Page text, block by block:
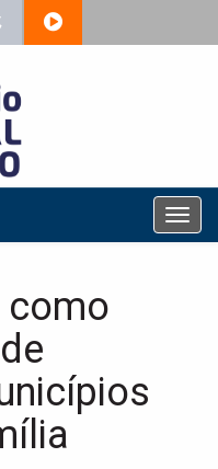
T
o
como